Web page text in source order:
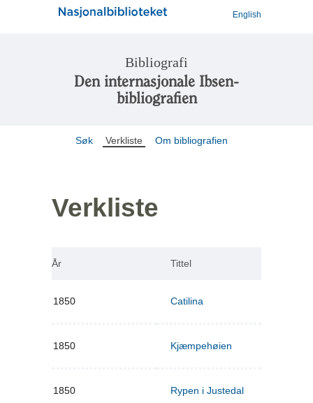
English
Bibliografi
Den internasjonale Ibsen-
bibliografien
Søk Verkliste Om bibliografien
Verkliste
År Tittel
1850 Catilina
1850 Kjæmpehøien
1850 Rypen i Justedal